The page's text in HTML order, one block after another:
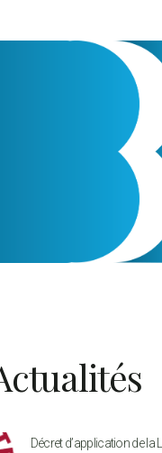
Décret d’application de la